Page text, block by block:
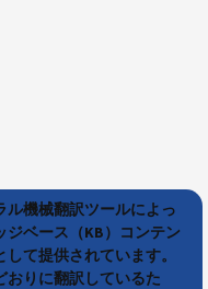
ル機械翻訳ツールによっ
ベース（KB）コンテン
て提供されています。
おりに翻訳しているた